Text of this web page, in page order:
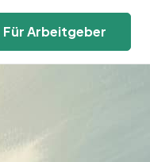
Für Arbeitgeber